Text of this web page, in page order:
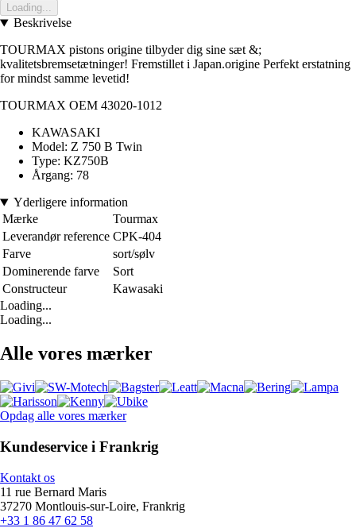
Loading...
Beskrivelse
TOURMAX pistons origine tilbyder dig sine sæt &;
kvalitetsbremsetætninger! Fremstillet i Japan.origine Perfekt erstatning
for mindst samme levetid!
TOURMAX OEM 43020-1012
KAWASAKI
Model: Z 750 B Twin
Type: KZ750B
Årgang: 78
Yderligere information
Mærke
Tourmax
Leverandør reference CPK-404
Farve
sort/sølv
Dominerende farve
Sort
Constructeur
Kawasaki
Loading...
Loading...
Alle vores mærker
Opdag alle vores mærker
Kundeservice i Frankrig
Kontakt os
11 rue Bernard Maris
37270 Montlouis-sur-Loire, Frankrig
+33 1 86 47 62 58